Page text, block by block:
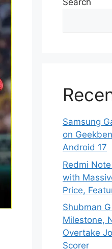
Search
Samsung
on
Android 17
Redmi
with
Price,
Shubman
Milestone,
Overtake
Scorer